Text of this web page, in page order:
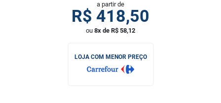
a partir de
R$ 418,50
ou 8x de R$ 58,12
LOJA COM MENOR PREÇO